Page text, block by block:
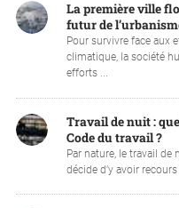
La première ville
futur de
Pour survivre face aux
climatique, la société
efforts ...
Travail de nuit :
Code du travail ?
Par nature, le travail de
décide d’y avoir